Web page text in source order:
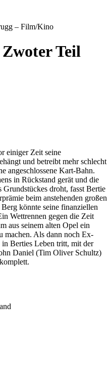
– Film/Kino
Teil
einiger Zeit seine
und betreibt mehr schlecht
angeschlossene Kart-Bahn.
in Rückstand gerät und die
droht, fasst Bertie
beim anstehenden großen
könnte seine finanziellen
Wettrennen gegen die Zeit
aus seinem alten Opel ein
machen. Als dann noch Ex-
Berties Leben tritt, mit der
Daniel (Tim Oliver Schultz)